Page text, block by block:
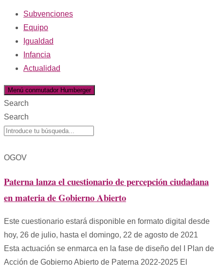
Subvenciones
Equipo
Igualdad
Infancia
Actualidad
Menú conmutador Humberger
Search
Search
OGOV
Paterna lanza el cuestionario de percepción ciudadana
en materia de Gobierno Abierto
Este cuestionario estará disponible en formato digital desde
hoy, 26 de julio, hasta el domingo, 22 de agosto de 2021
Esta actuación se enmarca en la fase de diseño del I Plan de
Acción de Gobierno Abierto de Paterna 2022-2025 El